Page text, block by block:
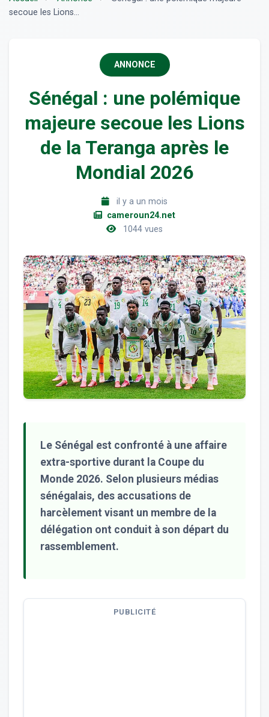
secoue les Lions...
ANNONCE
Sénégal : une polémique
majeure secoue les Lions
de la Teranga après le
Mondial 2026
il y a un mois
cameroun24.net
1044 vues
Le Sénégal est confronté à une affaire
extra-sportive durant la Coupe du
Monde 2026. Selon plusieurs médias
sénégalais, des accusations de
harcèlement visant un membre de la
délégation ont conduit à son départ du
rassemblement.
PUBLICITÉ